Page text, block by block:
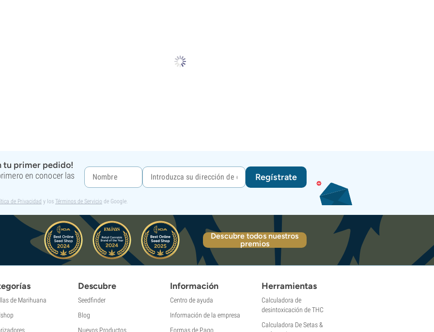
tu primer pedido!
en conocer las
Regístrate
de Privacidad y los Términos de Servicio de Google.
Descubre todos nuestros
premios
de Marihuana
Descubre
Seedfinder
Blog
Nuevos Productos
Información
Centro de ayuda
Información de la empresa
Formas de Pago
Herramientas
Calculadora de
desintoxicación de THC
Calculadora De Setas &